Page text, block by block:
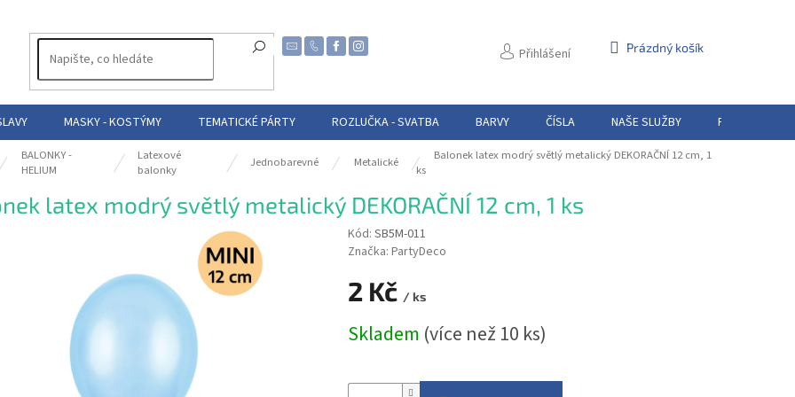
Přihlášení
NÁKUPNÍ
Prázdný košík
MASKY - KOSTÝMY TEMATICKÉ PÁRTY ROZLUČKA - SVATBA BARVY ČÍSLA NAŠE SLUŽBY PŮJČOVNA
BALONKY -
HELIUM
Latexové
balonky
Jednobarevné Metalické
Balonek latex modrý světlý metalický DEKORAČNÍ 12 cm, 1
ks
latex modrý světlý metalický DEKORAČNÍ 12 cm, 1 ks
Kód: SB5M-011
Značka: PartyDeco
2 Kč / ks
cena:
Skladem (více než 10 ks)